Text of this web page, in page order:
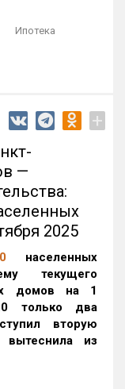
Ипотека
+
—
2025
населенных
текущего
домов на 1
только два
вторую
вытеснила из